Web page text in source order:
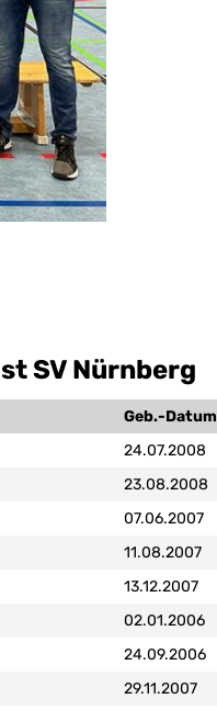
SV Nürnberg
Geb.-Datum
24.07.2008
23.08.2008
07.06.2007
11.08.2007
13.12.2007
02.01.2006
24.09.2006
29.11.2007